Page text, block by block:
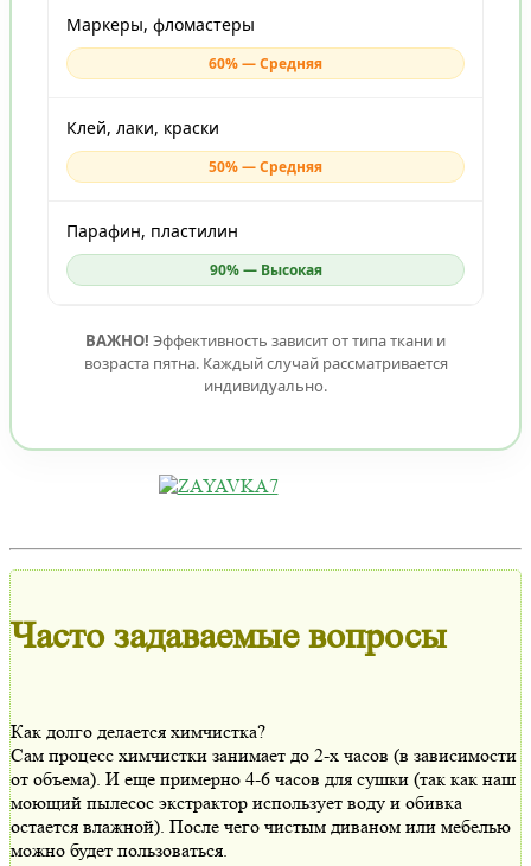
Маркеры, фломастеры
60% — Средняя
Клей, лаки, краски
50% — Средняя
Парафин, пластилин
90% — Высокая
ВАЖНО! Эффективность зависит от типа ткани и
возраста пятна. Каждый случай рассматривается
индивидуально.
Часто задаваемые вопросы
Как долго делается химчистка?
Сам процесс химчистки занимает до 2-х часов (в зависимости
от объема). И еще примерно 4-6 часов для сушки (так как наш
моющий пылесос экстрактор использует воду и обивка
остается влажной). После чего чистым диваном или мебелью
можно будет пользоваться.